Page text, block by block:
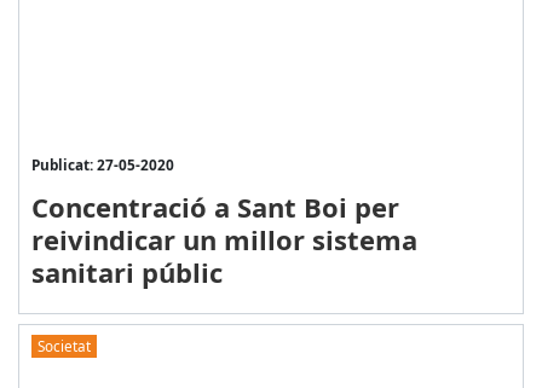
Publicat: 27-05-2020
Concentració a Sant Boi per
reivindicar un millor sistema
sanitari públic
Societat